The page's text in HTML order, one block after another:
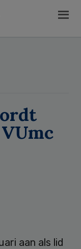
aan als lid